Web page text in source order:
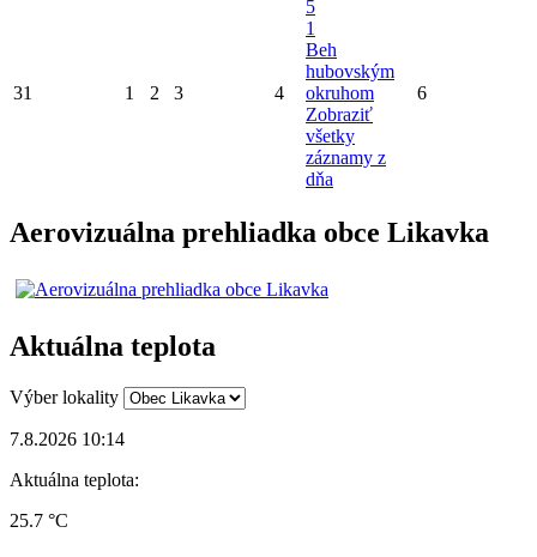
31 1 2 3 4
5
1
Beh
hubovským
okruhom
Zobraziť
všetky
záznamy z
dňa
6
Aerovizuálna prehliadka obce Likavka
Aktuálna teplota
Výber lokality
7.8.2026 10:14
Aktuálna teplota:
25.7 °C